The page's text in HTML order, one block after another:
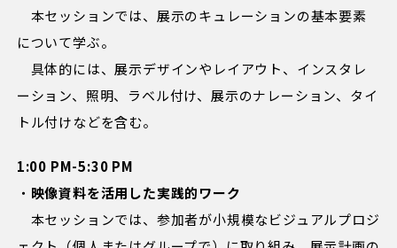
本セッションでは、展示のキュレーションの基本要素
について学ぶ。
具体的には、展示デザインやレイアウト、インスタレ
ーション、照明、ラベル付け、展示のナレーション、タイ
トル付けなどを含む。
1:00 PM-5:30 PM
・ 映像資料を活用した実践的ワーク
本セッションでは、参加者が小規模なビジュアルプロジ